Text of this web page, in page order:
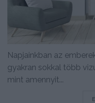
Napjainkban az
gyakran sokkal több
mint amennyit...